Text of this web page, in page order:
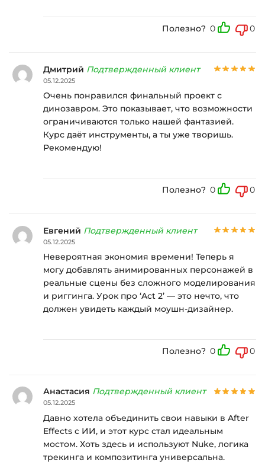
Полезно? 0 0
Дмитрий Подтвержденный клиент
05.12.2025
Очень понравился финальный проект с
динозавром. Это показывает, что возможности
ограничиваются только нашей фантазией.
Курс даёт инструменты, а ты уже творишь.
Рекомендую!
Полезно? 0 0
Евгений Подтвержденный клиент
05.12.2025
Невероятная экономия времени! Теперь я
могу добавлять анимированных персонажей в
реальные сцены без сложного моделирования
и риггинга. Урок про ‘Act 2’ — это нечто, что
должен увидеть каждый моушн-дизайнер.
Полезно? 0 0
Анастасия Подтвержденный клиент
05.12.2025
Давно хотела объединить свои навыки в After
Effects с ИИ, и этот курс стал идеальным
мостом. Хоть здесь и используют Nuke, логика
трекинга и композитинга универсальна.